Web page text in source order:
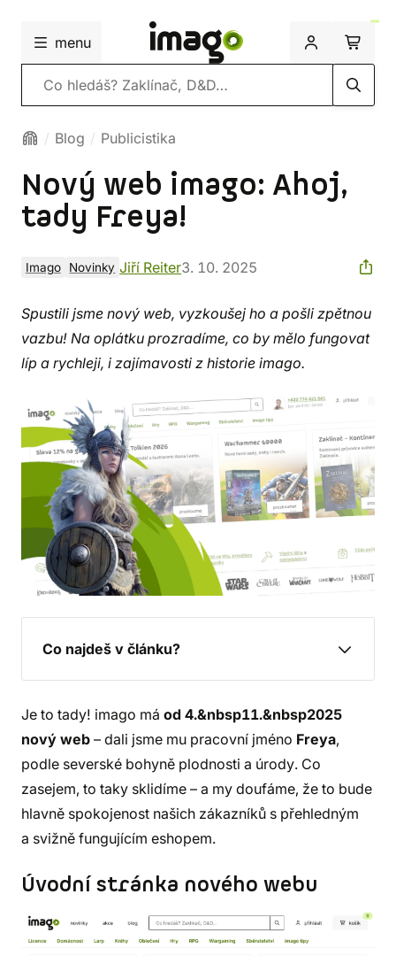
menu
Vyhledávání
Blog Publicistika
Nový web imago: Ahoj,
tady Freya!
Imago Novinky Jiří Reiter3. 10. 2025
Spustili jsme nový web, vyzkoušej ho a pošli zpětnou
vazbu! Na oplátku prozradíme, co by mělo fungovat
líp a rychleji, i zajímavosti z historie imago.
Co najdeš v článku?
Je to tady! imago má od 4.&nbsp11.&nbsp2025
nový web – dali jsme mu pracovní jméno Freya,
podle severské bohyně plodnosti a úrody. Co
zasejem, to taky sklidíme – a my doufáme, že to bude
hlavně spokojenost našich zákazníků s přehledným
a svižně fungujícím eshopem.
Úvodní stránka nového webu